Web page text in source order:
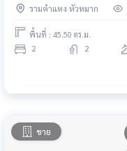
รามคำแหง หัวหมาก
พื้นที่ : 45.50 ตร.ม.
2 2
ขาย